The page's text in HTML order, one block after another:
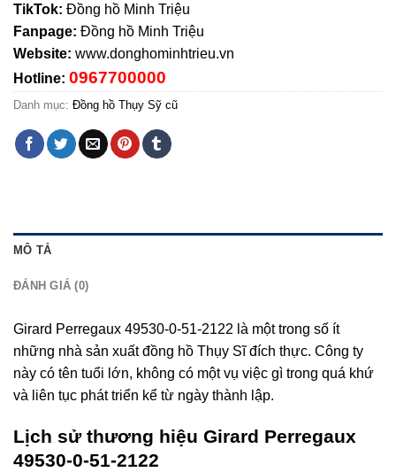
TikTok: Đồng hồ Minh Triệu
Fanpage: Đồng hồ Minh Triệu
Website: www.donghominhtrieu.vn
Hotline: 0967700000
Danh mục: Đồng hồ Thụy Sỹ cũ
MÔ TẢ
ĐÁNH GIÁ (0)
Girard Perregaux 49530-0-51-2122 là một trong số ít
những nhà sản xuất đồng hồ Thụy Sĩ đích thực. Công ty
này có tên tuổi lớn, không có một vụ việc gì trong quá khứ
và liên tục phát triển kể từ ngày thành lập.
Lịch sử thương hiệu Girard Perregaux
49530-0-51-2122